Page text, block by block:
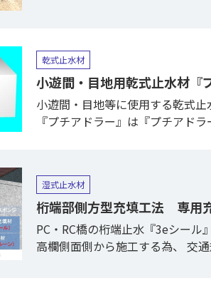
乾式止水材
小遊間・目地用乾式止水材『
小遊間・目地等に使用する乾式止
『プチアドラー』は『プチアドラ
湿式止水材
桁端部側方型充填工法 専用
PC・RC橋の桁端止水『3eシール
高欄側面側から施工する為、 交